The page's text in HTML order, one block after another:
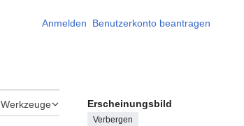
Anmelden Benutzerkonto beantragen
Werkzeuge Erscheinungsbild
Verbergen